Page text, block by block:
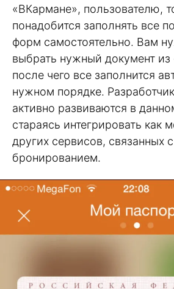
«ВКармане», пользователю,
понадобится заполнять все
форм самостоятельно. Вам
выбрать нужный документ
после чего все заполнится
нужном порядке.
активно развиваются в
стараясь интегрировать как
других сервисов, связанных
бронированием.